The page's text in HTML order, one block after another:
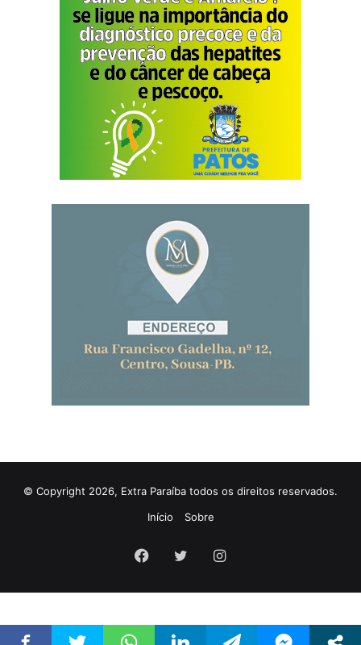
© Copyright 2026, Extra Paraíba todos os direitos reservados.
Início
Sobre
Facebook
TwitterInstagram